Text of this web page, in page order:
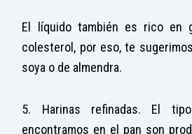
El líquido también es rico en
colesterol, por eso, te
soya o de almendra.
5. Harinas refinadas. El
encontramos en el pan son